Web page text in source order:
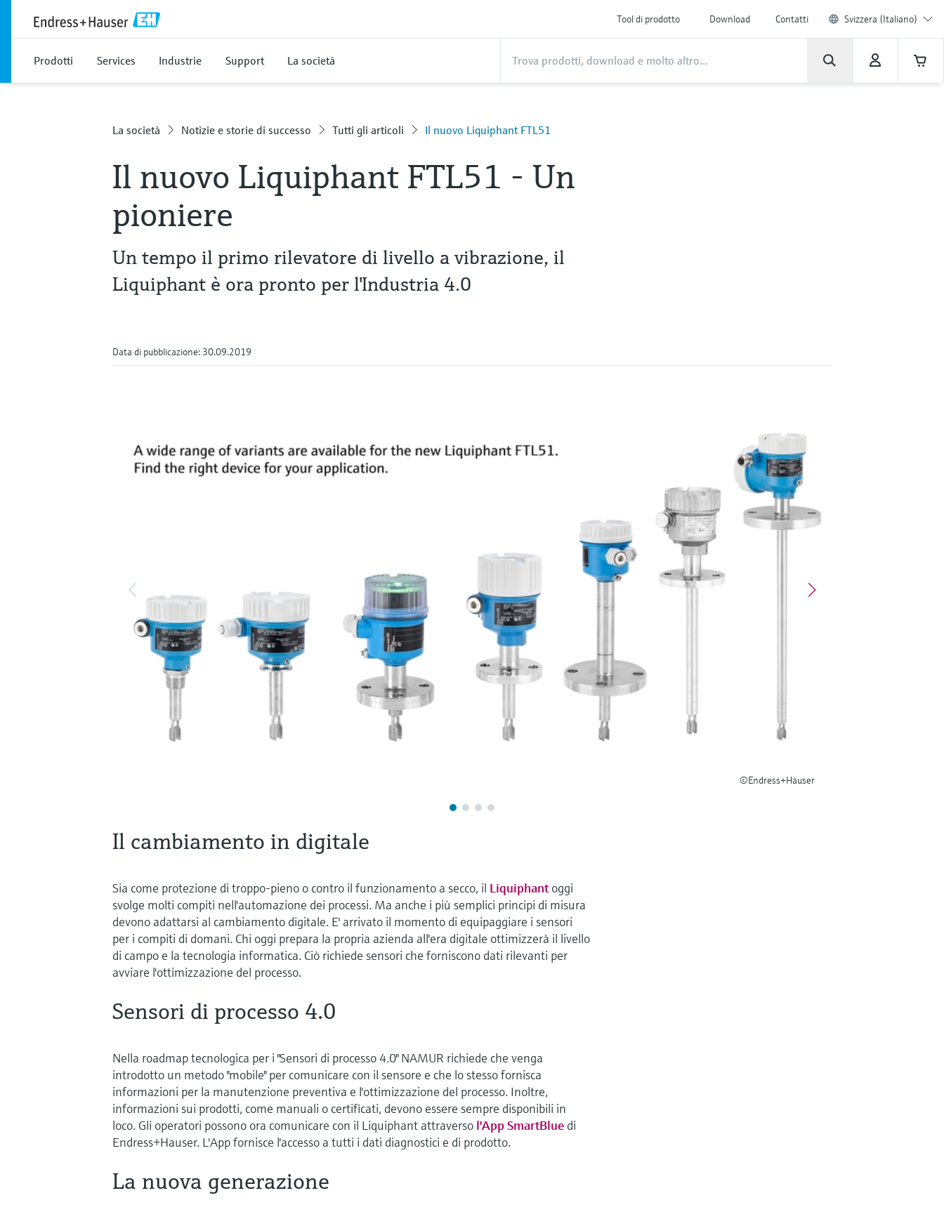
Tool di prodotto Download Contatti Svizzera (Italiano)
Prodotti Services Industrie Support La società
La società Notizie e storie di successo Tutti gli articoli Il nuovo Liquiphant FTL51
Il nuovo Liquiphant FTL51 - Un
pioniere
Un tempo il primo rilevatore di livello a vibrazione, il
Liquiphant è ora pronto per l'Industria 4.0
Data di pubblicazione: 30.09.2019
©Endress+Hauser
Il cambiamento in digitale
Sia come protezione di troppo-pieno o contro il funzionamento a secco, il Liquiphantoggi
svolge molti compiti nell'automazione dei processi. Ma anche i più semplici principi di misura
devono adattarsi al cambiamento digitale. E' arrivato il momento di equipaggiare i sensori
per i compiti di domani. Chi oggi prepara la propria azienda all'era digitale ottimizzerà il livello
di campo e la tecnologia informatica. Ciò richiede sensori che forniscono dati rilevanti per
avviare l'ottimizzazione del processo.
Sensori di processo 4.0
Nella roadmap tecnologica per i "Sensori di processo 4.0" NAMUR richiede che venga
introdotto un metodo "mobile" per comunicare con il sensore e che lo stesso fornisca
informazioni per la manutenzione preventiva e l'ottimizzazione del processo. Inoltre,
informazioni sui prodotti, come manuali o certificati, devono essere sempre disponibili in
loco. Gli operatori possono ora comunicare con il Liquiphant attraverso l'App SmartBlue di
Endress+Hauser. L'App fornisce l'accesso a tutti i dati diagnostici e di prodotto.
La nuova generazione